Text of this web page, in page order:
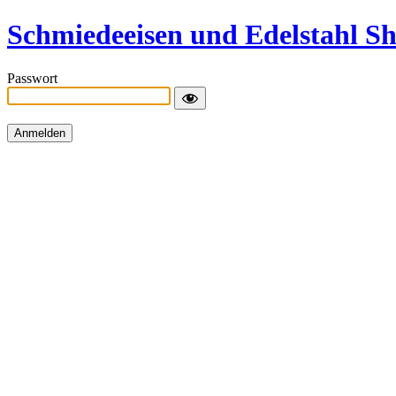
Schmiedeeisen und Edelstahl
Passwort